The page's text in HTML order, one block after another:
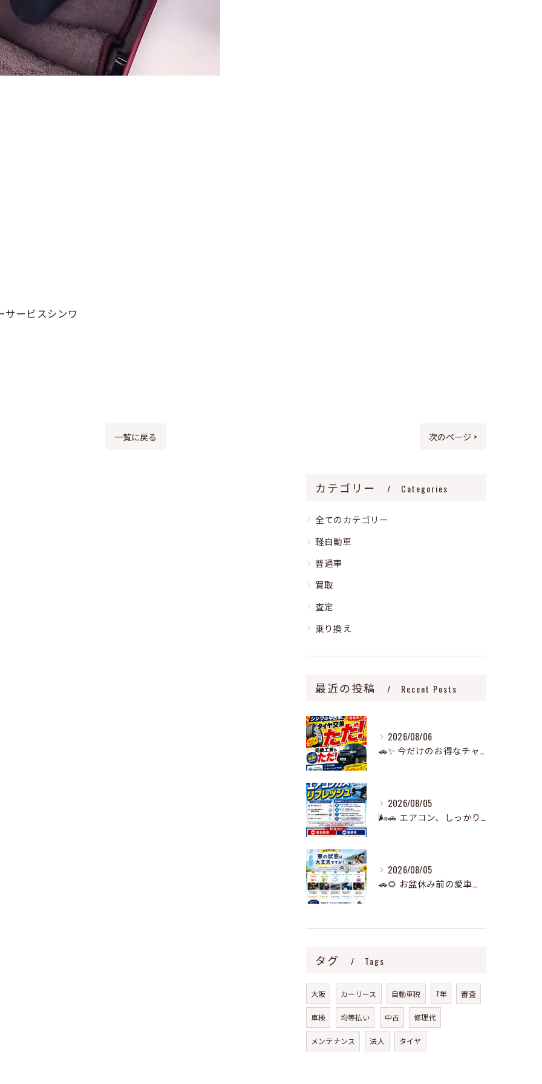
ービスシンワ
一覧に戻る 次のページ >
カテゴリー Categories
全てのカテゴリー
軽自動車
普通車
買取
査定
乗り換え
最近の投稿 Recent Posts
2026/08/06
🚗✨ 今だけのお得なチャンス！ ✨🚗
2026/08/05
🌬️🚗 エアコン、しっかり冷えていますか？ 🧊
2026/08/05
🚗🌻 お盆休み前の愛車チェック、できていますか？ 🌻🚗
タグ Tags
大阪 カーリース 自動車税 7年 審査
車検 均等払い 中古 修理代
メンテナンス 法人 タイヤ